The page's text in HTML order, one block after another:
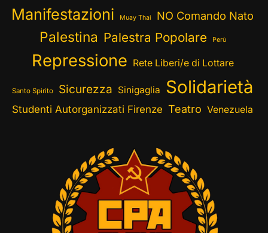
Manifestazioni Muay Thai NO Comando Nato
Palestina Palestra Popolare Perù
Repressione Rete Liberi/e di Lottare
Santo Spirito Sicurezza Sinigaglia Solidarietà
Studenti Autorganizzati Firenze Teatro Venezuela